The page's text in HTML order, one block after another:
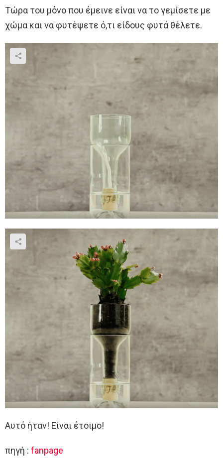
Τώρα του μόνο που έμεινε είναι να το γεμίσετε με
χώμα και να φυτέψετε ό,τι είδους φυτά θέλετε.
Αυτό ήταν! Είναι έτοιμο!
πηγή : fanpage